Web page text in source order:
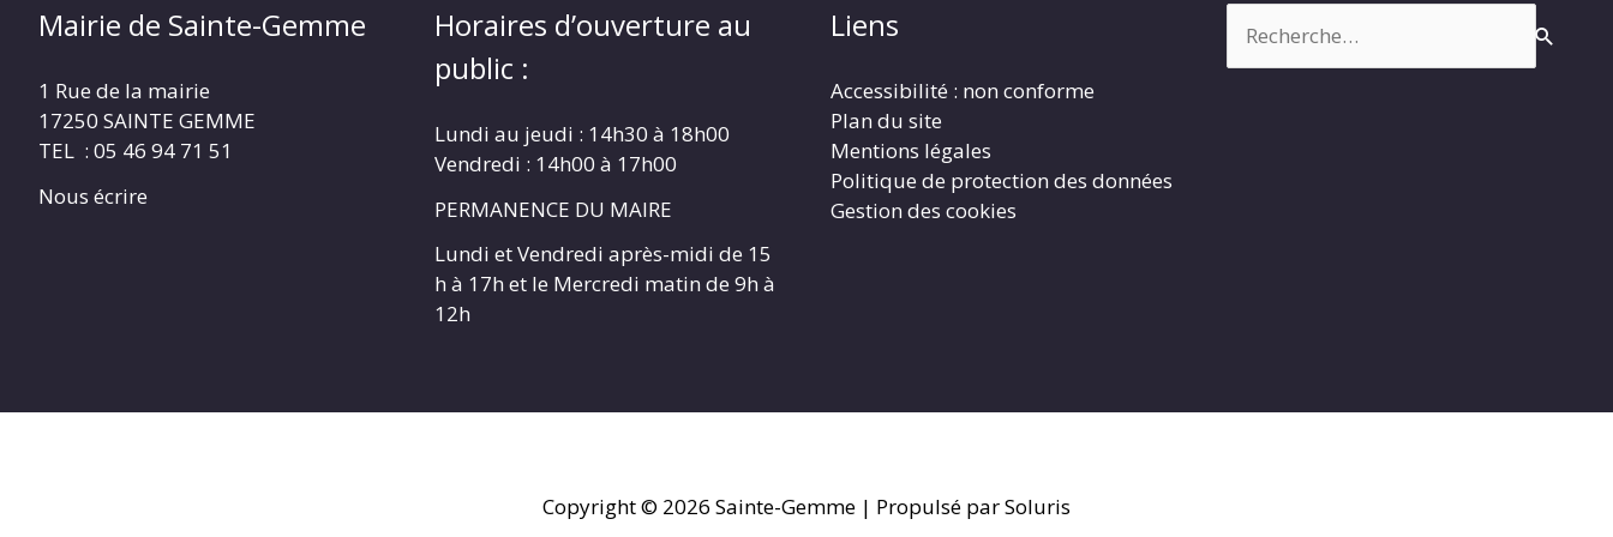
Mairie de Sainte-Gemme
1 Rue de la mairie
17250 SAINTE GEMME
TEL : 05 46 94 71 51
Nous écrire
Horaires d’ouverture au
public :
Lundi au jeudi : 14h30 à 18h00
Vendredi : 14h00 à 17h00
PERMANENCE DU MAIRE
Lundi et Vendredi après-midi de 15
h à 17h et le Mercredi matin de 9h à
12h
Liens
Accessibilité : non conforme
Plan du site
Mentions légales
Politique de protection des données
Gestion des cookies
Copyright © 2026 Sainte-Gemme | Propulsé par Soluris